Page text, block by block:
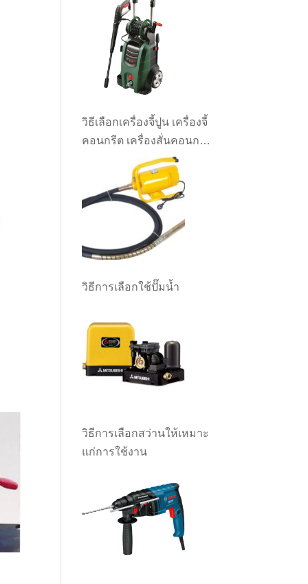
วิธีเลือกเครื่องจี้ปูน เครื่องจี้
คอนกรีต เครื่องสั่นคอนกรีต
ให้เหมาะกับงาน
วิธีการเลือกใช้ปั๊มน้ำ
วิธีการเลือกสว่านให้เหมาะ
แก่การใช้งาน